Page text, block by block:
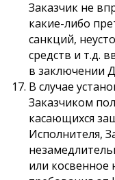
Заказчик не
какие-либо
санкций,
средств и т.д.
в заключении
В случае
Заказчиком
касающихся
Исполнителя,
или косвенное